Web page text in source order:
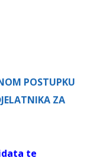
POSTUPKU
ZA
te